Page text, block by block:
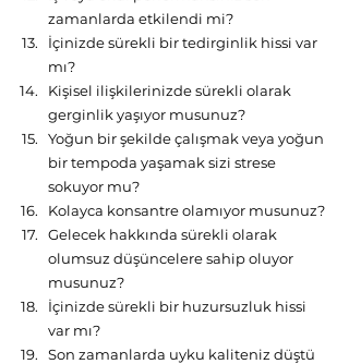
zamanlarda etkilendi mi?
İçinizde sürekli bir tedirginlik hissi var
mı?
Kişisel ilişkilerinizde sürekli olarak
gerginlik yaşıyor musunuz?
Yoğun bir şekilde çalışmak veya yoğun
bir tempoda yaşamak sizi strese
sokuyor mu?
Kolayca konsantre olamıyor musunuz?
Gelecek hakkında sürekli olarak
olumsuz düşüncelere sahip oluyor
musunuz?
İçinizde sürekli bir huzursuzluk hissi
var mı?
Son zamanlarda uyku kaliteniz düştü